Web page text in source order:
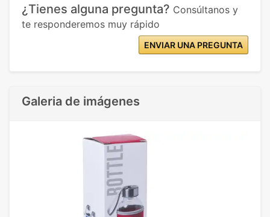
¿Tienes alguna pregunta? Consúltanos y
te responderemos muy rápido
ENVIAR UNA PREGUNTA
Galeria de imágenes